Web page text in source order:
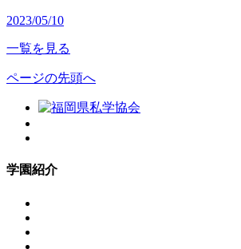
2023/05/10
一覧を見る
ページの先頭へ
学園紹介